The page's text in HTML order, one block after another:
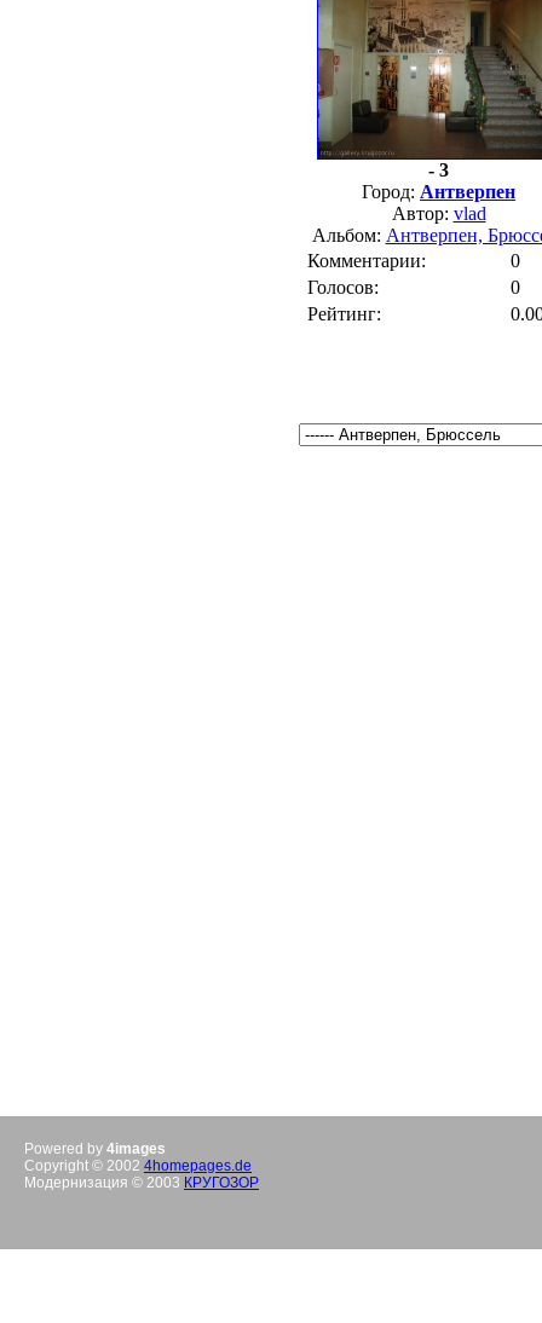
- 3
Город: Антверпен
Автор: vlad
Альбом: Антверпен,
Комментарии:
0
Голосов:
0
Рейтинг:
Powered by 4images
Copyright © 2002 4homepages.de
Модернизация © 2003 КРУГОЗОР